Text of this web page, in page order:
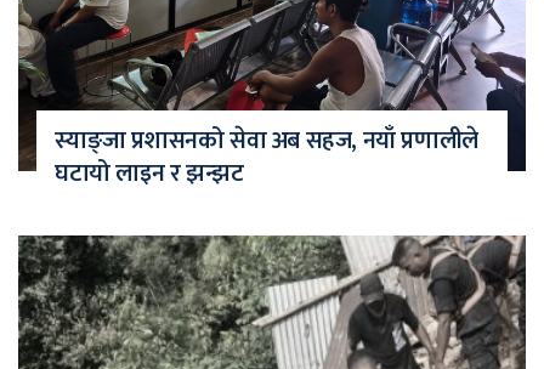
स्याङ्जा प्रशासनको सेवा अब सहज, नयाँ प्रणालीले
घटायो लाइन र झन्झट